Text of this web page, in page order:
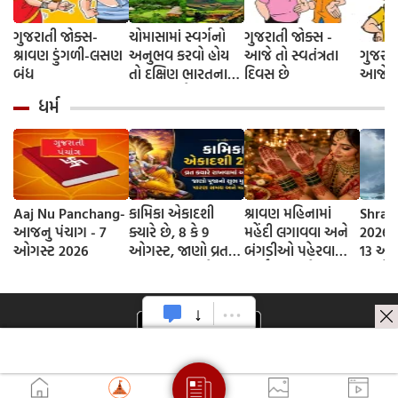
ગુજરાતી જોક્સ-
શ્રાવણ ડુંગળી-લસણ
બંધ
ચોમાસામાં સ્વર્ગનો
અનુભવ કરવો હોય
તો દક્ષિણ ભારતના
મુલાકાત લો
ગુજરાતી જોક્સ -
આજે તો સ્વતંત્રતા
દિવસ છે
આજે
ધર્મ
Aaj Nu Panchang-
આજનુ પંચાગ - 7
ઓગસ્ટ 2026
કામિકા એકાદશી
ક્યારે છે, 8 કે 9
ઓગસ્ટ, જાણો વ્રતની
ભગવાન વિષ્ણુની
પૂજાનું શુભ મુહૂર્ત
શ્રાવણ મહિનામાં
મહેંદી લગાવવા અને
બંગડીઓ પહેરવાના
2026
13